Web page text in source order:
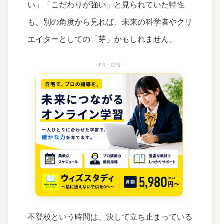
い」「こだわりが強い」と見られていた特性
も、別の角度から見れば、未来の科学者やクリ
エイターとしての「芽」かもしれません。
PR・広告
不登校という時間は、決して立ち止まっている